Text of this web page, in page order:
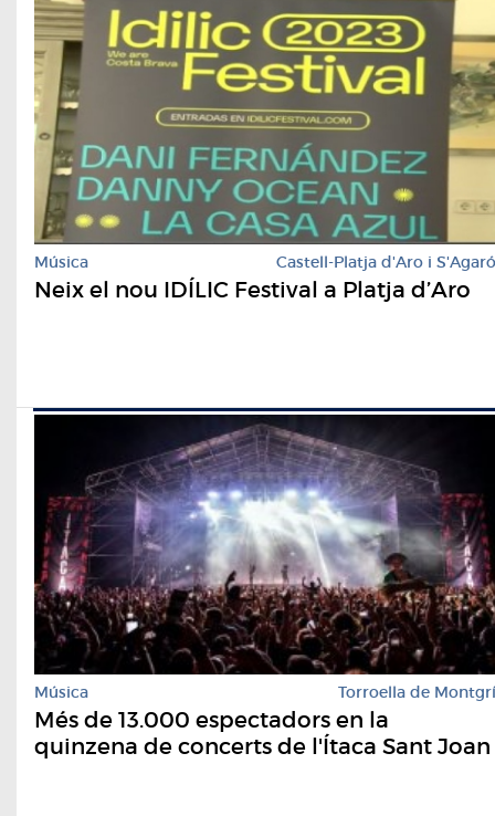
Música Castell-Platja d'Aro i S'Agaró
Neix el nou IDÍLIC Festival a Platja d’Aro
Música Torroella de Montgrí
Més de 13.000 espectadors en la
quinzena de concerts de l'Ítaca Sant Joan